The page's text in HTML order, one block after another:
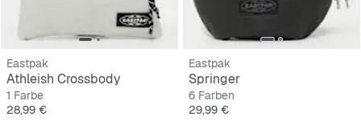
Eastpak
Athleish Crossbody
1 Farbe
Preis
28,99 €
Eastpak
Springer
6 Farben
Preis
29,99 €